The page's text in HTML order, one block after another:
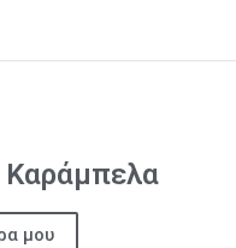
Καράμπελα
μου